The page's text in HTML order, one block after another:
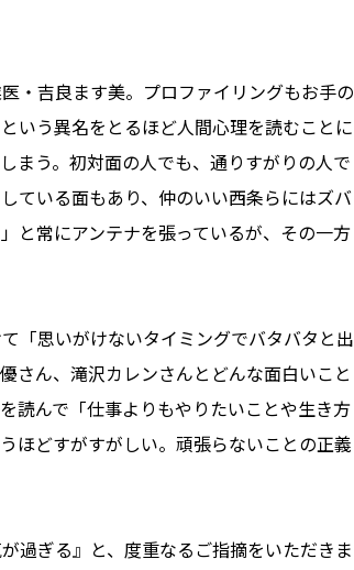
・吉良ます美。プロファイリングもお手の
いう異名をとるほど人間心理を読むことに
まう。初対面の人でも、通りすがりの人で
ている面もあり、仲のいい西条らにはズバ
と常にアンテナを張っているが、その一方
「思いがけないタイミングでバタバタと出
さん、滝沢カレンさんとどんな面白いこと
読んで「仕事よりもやりたいことや生き方
ほどすがすがしい。頑張らないことの正義
過ぎる』と、度重なるご指摘をいただきま